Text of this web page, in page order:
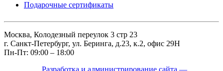
Подарочные сертификаты
Москва, Колодезный переулок 3 стр 23
г. Санкт-Петербург, ул. Беринга, д.23, к.2, офис 29Н
Пн-Пт: 09:00 – 18:00